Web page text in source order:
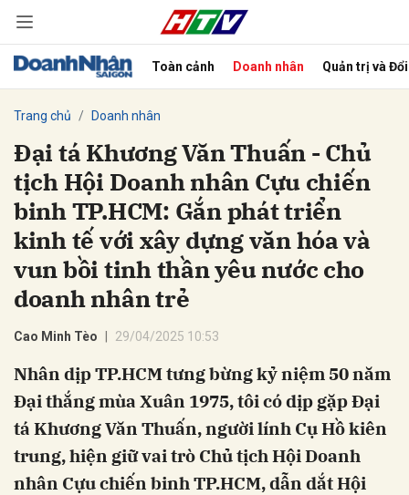
Toàn cảnh Doanh nhân Quản trị và
Trang chủ Doanh nhân
Đại tá Khương Văn Thuấn - Chủ
tịch Hội Doanh nhân Cựu chiến
binh TP.HCM: Gắn phát triển
kinh tế với xây dựng văn hóa và
vun bồi tinh thần yêu nước cho
doanh nhân trẻ
Cao Minh Tèo 29/04/2025 10:53
Nhân dịp TP.HCM tưng bừng kỷ niệm 50 năm
Đại thắng mùa Xuân 1975, tôi có dịp gặp Đại
tá Khương Văn Thuấn, người lính Cụ Hồ kiên
trung, hiện giữ vai trò Chủ tịch Hội Doanh
nhân Cựu chiến binh TP.HCM, dẫn dắt Hội